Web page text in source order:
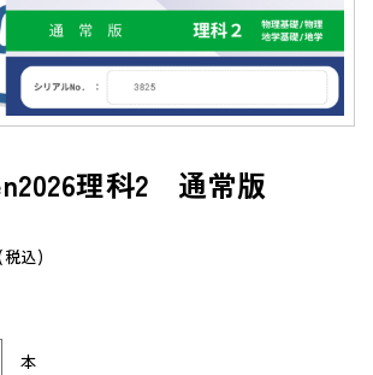
）
過去問データベース
ケージ）
理科2 通常版
込)
本